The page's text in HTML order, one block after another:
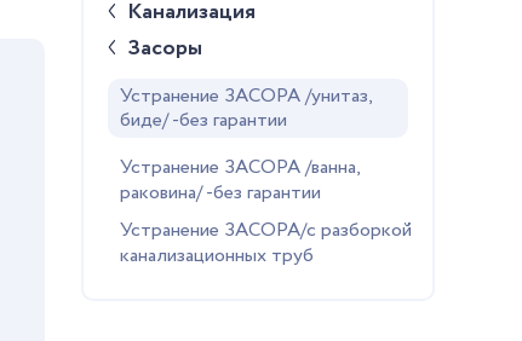
Канализация
Засоры
Устранение ЗАСОРА /унитаз,
биде/ -без гарантии
Устранение ЗАСОРА /ванна,
раковина/ -без гарантии
Устранение ЗАСОРА/с разборкой
канализационных труб